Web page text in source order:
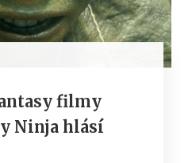
filmy
Ninja hlásí